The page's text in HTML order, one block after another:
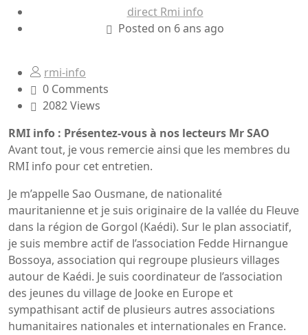
direct Rmi info
Posted on 6 ans ago
rmi-info
0 Comments
2082 Views
RMI info : Présentez-vous à nos lecteurs Mr SAO
Avant tout, je vous remercie ainsi que les membres du
RMI info pour cet entretien.
Je m’appelle Sao Ousmane, de nationalité
mauritanienne et je suis originaire de la vallée du Fleuve
dans la région de Gorgol (Kaédi). Sur le plan associatif,
je suis membre actif de l’association Fedde Hirnangue
Bossoya, association qui regroupe plusieurs villages
autour de Kaédi. Je suis coordinateur de l’association
des jeunes du village de Jooke en Europe et
sympathisant actif de plusieurs autres associations
humanitaires nationales et internationales en France.